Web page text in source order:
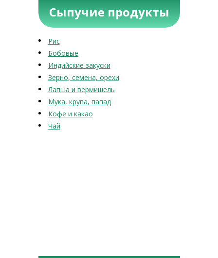
Сыпучие продукты
Рис
Бобовые
Индийские закуски
Зерно, семена, орехи
Лапша и вермишель
Мука, крупа, папад
Кофе и какао
Чай